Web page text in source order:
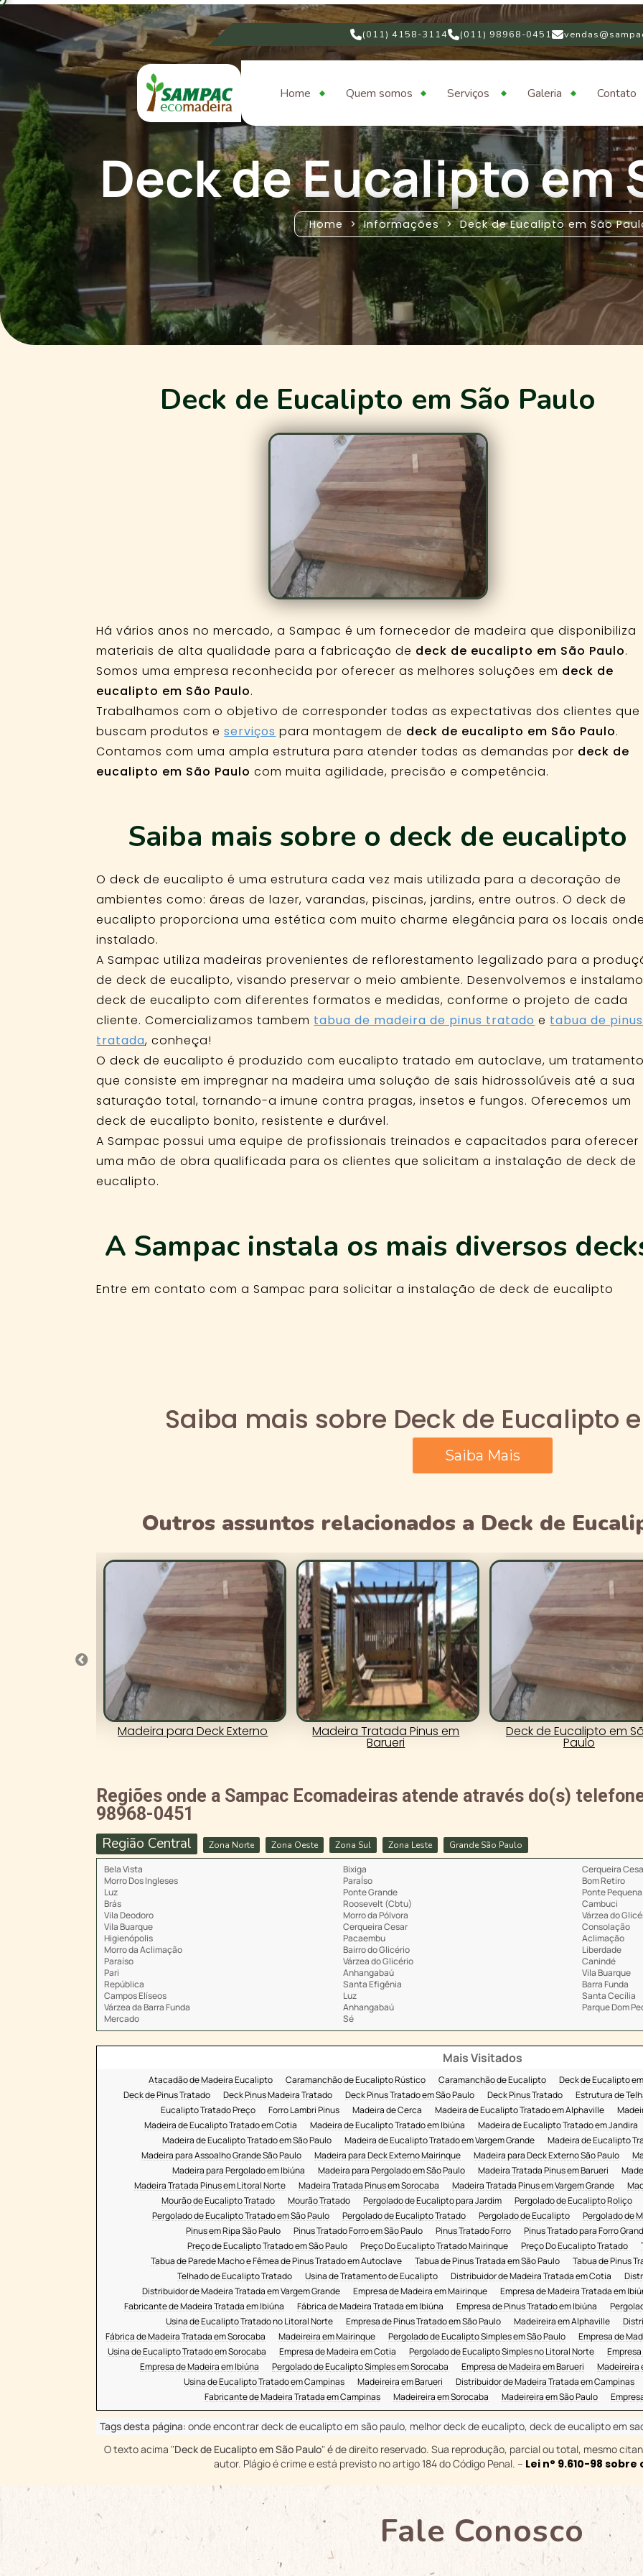
(011) 4158-3114 (011) 98968-0451
Home Quem somos Serviços Galeria Contato
Deck de Eucalipto em
Home Informações Deck de Eucalipto em São
Deck de Eucalipto em São Paulo
Há vários anos no mercado, a Sampac é um fornecedor de madeira que disponibiliza
materiais de alta qualidade para a fabricação de deck de eucalipto em São Paulo.
Somos uma empresa reconhecida por oferecer as melhores soluções em deck de
eucalipto em São Paulo.
Trabalhamos com o objetivo de corresponder todas as expectativas dos clientes que
buscam produtos eserviços para montagem de deck de eucalipto em São Paulo.
Contamos com uma ampla estrutura para atender todas as demandas por deck de
eucalipto em São Paulo com muita agilidade, precisão e competência.
Saiba mais sobre o deck de eucalipto
O deck de eucalipto é uma estrutura cada vez mais utilizada para a decoração de
ambientes como: áreas de lazer, varandas, piscinas, jardins, entre outros. O deck de
eucalipto proporciona uma estética com muito charme elegância para os locais
instalado.
A Sampac utiliza madeiras provenientes de reflorestamento legalizado para a
de deck de eucalipto, visando preservar o meio ambiente. Desenvolvemos e
deck de eucalipto com diferentes formatos e medidas, conforme o projeto de cada
cliente. Comercializamos tambem tabua de madeira de pinus tratado e tabua de pinus
tratada, conheça!
O deck de eucalipto é produzido com eucalipto tratado em autoclave, um tratamento
que consiste em impregnar na madeira uma solução de sais hidrossolúveis até a sua
saturação total, tornando-a imune contra pragas, insetos e fungos. Oferecemos um
deck de eucalipto bonito, resistente e durável.
A Sampac possui uma equipe de profissionais treinados e capacitados para oferecer
uma mão de obra qualificada para os clientes que solicitam a instalação de deck de
eucalipto.
A Sampac instala os mais diversos
Entre em contato com a Sampac para solicitar a instalação de deck de eucalipto
Saiba mais sobre Deck de Eucalipto
Saiba Mais
Outros assuntos relacionados a Deck de
Madeira para Deck Externo Madeira Tratada Pinus em
Barueri
Deck de Eucalipto em
Paulo
Regiões onde a Sampac Ecomadeiras atende através do(s)
98968-0451
Região Central Zona Norte Zona Oeste Zona Sul Zona Leste Grande São Paulo
Bela Vista Bixiga
Cerqueira
Morro Dos Ingleses
ParaÍso
Bom Retiro
Luz
Ponte Grande
Ponte Pequena
Brás
Roosevelt (Cbtu)
Cambuci
Vila Deodoro
Morro da Pólvora
Várzea do
Vila Buarque
Cerqueira Cesar
Consolação
Higienópolis
Pacaembu
Aclimação
Morro da Aclimação
Bairro do Glicério
Liberdade
Paraíso
Várzea do Glicério
Canindé
Pari
Anhangabaú
Vila Buarque
República
Santa Efigênia
Barra Funda
Campos Elíseos
Luz
Santa Cecília
Várzea da Barra Funda
Anhangabaú
Parque Dom
Mercado
Sé
Mais Visitados
Atacadão de Madeira Eucalipto Caramanchão de Eucalipto Rústico Caramanchão de Eucalipto Deck de Eucalipto
Deck de Pinus Tratado
Deck Pinus Madeira Tratado Deck Pinus Tratado em São Paulo Deck Pinus Tratado Estrutura de
Eucalipto Tratado Preço
Forro Lambri Pinus Madeira de Cerca Madeira de Eucalipto Tratado em Alphaville
Madeira de Eucalipto Tratado em Cotia
Madeira de Eucalipto Tratado em Ibiúna Madeira de Eucalipto Tratado em Jandira
Madeira de Eucalipto Tratado em São Paulo
Madeira de Eucalipto Tratado em Vargem Grande Madeira de Eucalipto
Madeira para Assoalho Grande São Paulo
Madeira para Deck Externo Mairinque Madeira para Deck Externo São Paulo
Madeira para Pergolado em Ibiúna
Madeira para Pergolado em São Paulo Madeira Tratada Pinus em Barueri
Madeira Tratada Pinus em Litoral Norte
Madeira Tratada Pinus em Sorocaba Madeira Tratada Pinus em Vargem Grande
Mourão de Eucalipto Tratado
Mourão Tratado Pergolado de Eucalipto para Jardim Pergolado de Eucalipto Roliço
Pergolado de Eucalipto Tratado em São Paulo
Pergolado de Eucalipto Tratado Pergolado de Eucalipto Pergolado de
Pinus em Ripa São Paulo
Pinus Tratado Forro em São Paulo Pinus Tratado Forro Pinus Tratado para Forro
Preço de Eucalipto Tratado em São Paulo
Preço Do Eucalipto Tratado Mairinque Preço Do Eucalipto Tratado
Tabua de Parede Macho e Fêmea de Pinus Tratado em Autoclave
Tabua de Pinus Tratada em São Paulo Tabua de Pinus
Telhado de Eucalipto Tratado
Usina de Tratamento de Eucalipto Distribuidor de Madeira Tratada em Cotia
Distribuidor de Madeira Tratada em Vargem Grande
Empresa de Madeira em Mairinque Empresa de Madeira Tratada em
Fabricante de Madeira Tratada em Ibiúna
Fábrica de Madeira Tratada em Ibiúna Empresa de Pinus Tratado em Ibiúna
Usina de Eucalipto Tratado no Litoral Norte
Empresa de Pinus Tratado em São Paulo Madeireira em Alphaville
Fábrica de Madeira Tratada em Sorocaba
Madeireira em Mairinque Pergolado de Eucalipto Simples em São Paulo Empresa de
Usina de Eucalipto Tratado em Sorocaba
Empresa de Madeira em Cotia Pergolado de Eucalipto Simples no Litoral Norte
Empresa de Madeira em Ibiúna
Pergolado de Eucalipto Simples em Sorocaba Empresa de Madeira em Barueri Madeireira
Usina de Eucalipto Tratado em Campinas
Madeireira em Barueri Distribuidor de Madeira Tratada em Campinas
Fabricante de Madeira Tratada em Campinas
Madeireira em Sorocaba Madeireira em São Paulo
Tags desta página: onde encontrar deck de eucalipto em são paulo, melhor deck de eucalipto, deck de eucalipto em
O texto acima "Deck de Eucalipto em São Paulo" é de direito reservado. Sua reprodução, parcial ou total, mesmo
autor. Plágio é crime e está previsto no artigo 184 do Código Penal. – Lei n° 9.610-98
Fale Conosco